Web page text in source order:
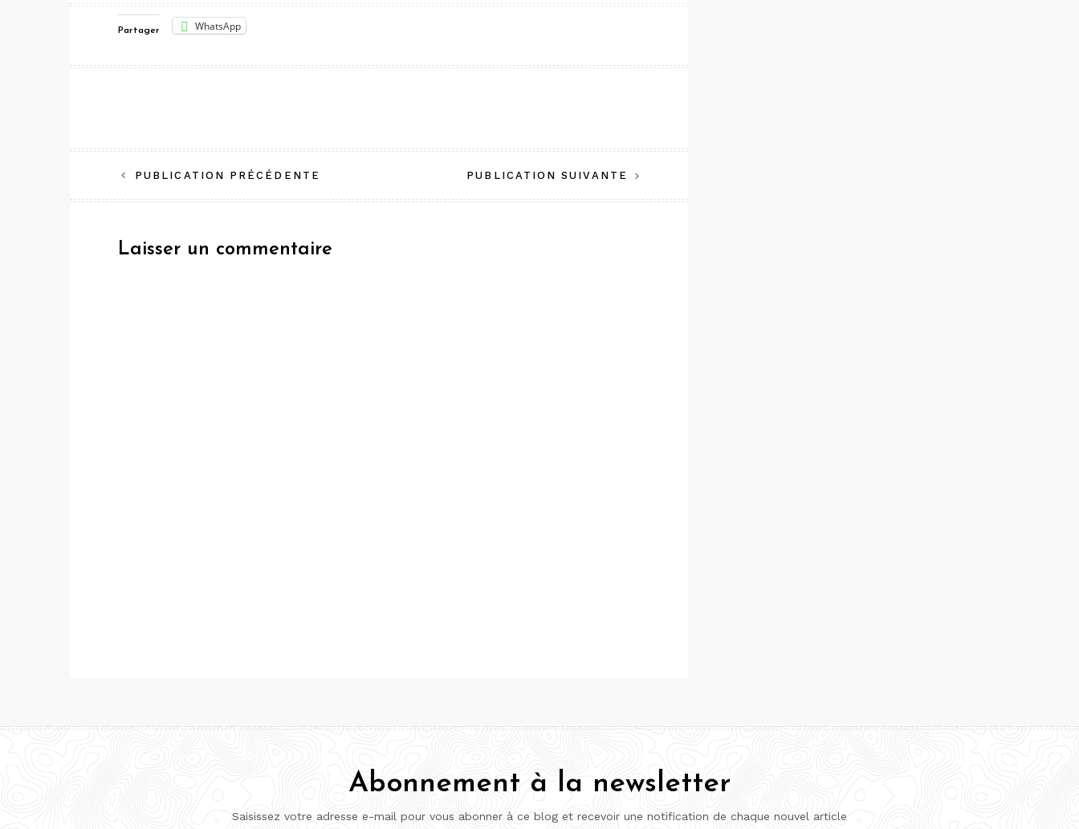
Partager WhatsApp
Navigation
de
l’article
PUBLICATION PRÉCÉDENTE PUBLICATION SUIVANTE
Laisser un commentaire
Abonnement à la newsletter
Saisissez votre adresse e-mail pour vous abonner à ce blog et recevoir une notification de chaque nouvel article